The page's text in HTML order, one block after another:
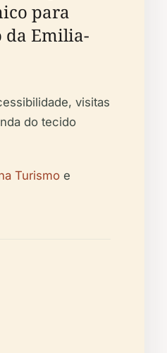
para
da Emilia-
visitas
do tecido
Turismo e